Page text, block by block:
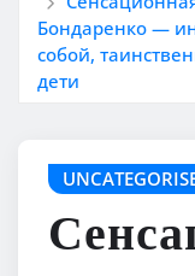
Бондаренко —
собой,
дети